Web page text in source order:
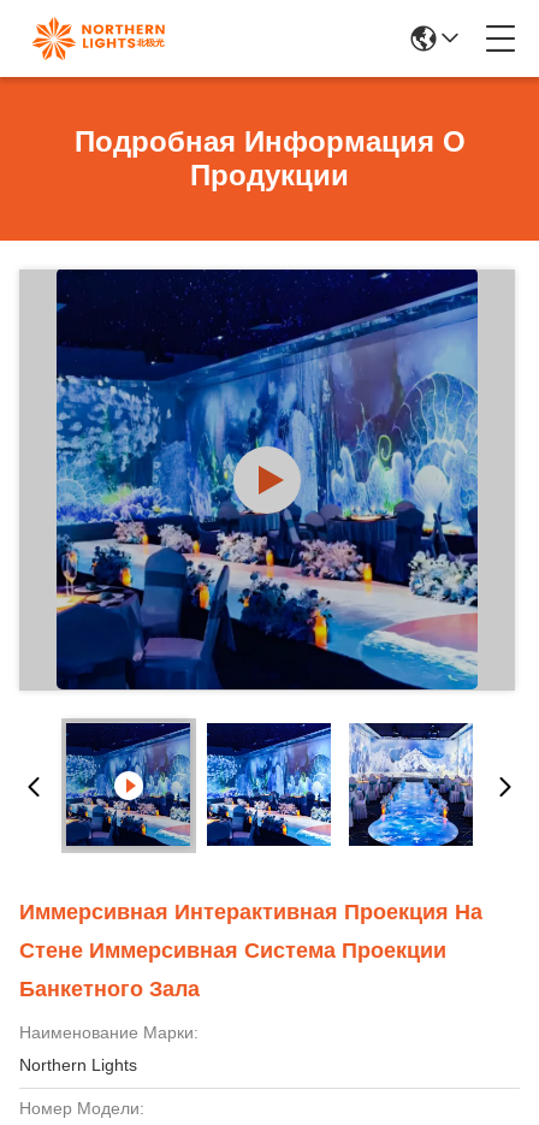
Подробная Информация О
Продукции
Иммерсивная Интерактивная Проекция На
Стене Иммерсивная Система Проекции
Банкетного Зала
Наименование Марки:
Northern Lights
Номер Модели: